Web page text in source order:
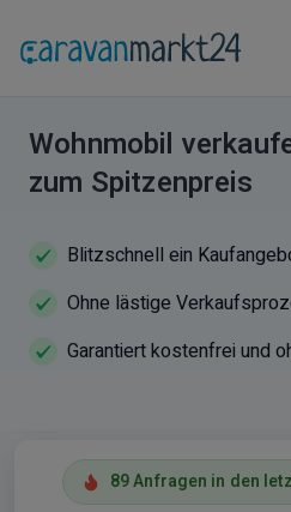
Wohnmobil
zum Spitzenpreis
Blitzschnell ein
Ohne lästige
Garantiert kostenfrei und
89 Anfragen in den